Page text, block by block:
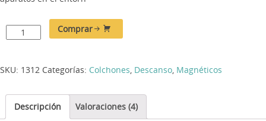
Comprar
SKU: 1312 Categorías: Colchones Descanso Magnéticos
Descripción Valoraciones (4)